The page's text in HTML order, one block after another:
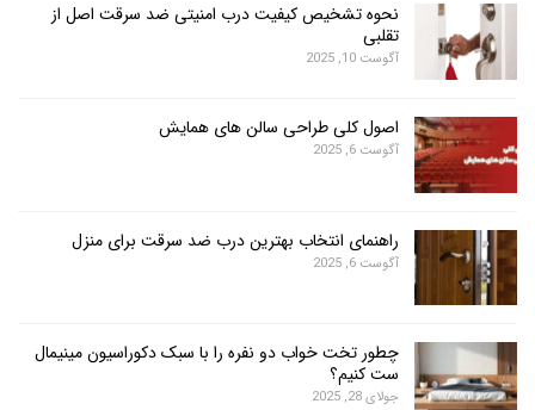
نحوه تشخیص کیفیت درب امنیتی ضد سرقت اصل از
تقلبی
آگوست 10, 2025
اصول کلی طراحی سالن های همایش
آگوست 6, 2025
راهنمای انتخاب بهترین درب ضد سرقت برای منزل
آگوست 6, 2025
چطور تخت خواب دو نفره را با سبک دکوراسیون مینیمال
ست کنیم؟
جولای 28, 2025